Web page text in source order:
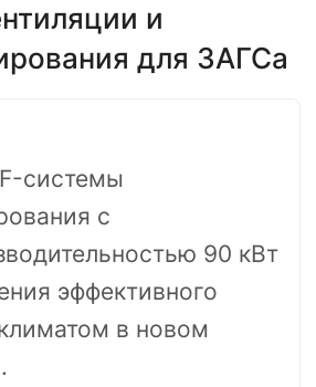
и
для ЗАГСа
системы
с
90 кВт
эффективного
в новом